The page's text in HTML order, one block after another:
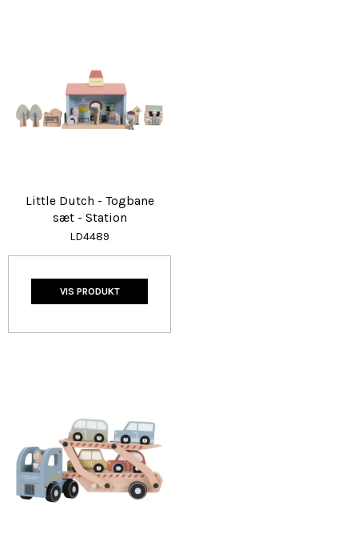
Little Dutch - Togbane
sæt - Station
LD4489
VIS PRODUKT